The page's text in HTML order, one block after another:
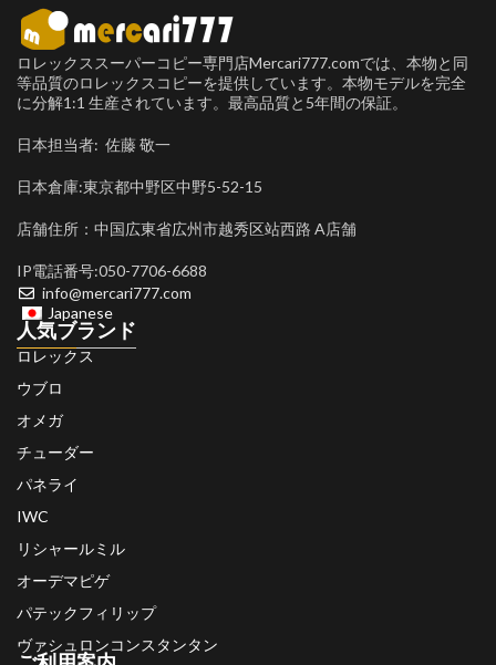
ロレックススーパーコピー専門店Mercari777.comでは、本物と同
等品質のロレックスコピーを提供しています。本物モデルを完全
に分解1:1 生産されています。最高品質と5年間の保証。
日本担当者: 佐藤 敬一
日本倉庫:東京都中野区中野5-52-15
店舗住所：中国広東省広州市越秀区站西路 A店舗
IP電話番号:050-7706-6688
info@mercari777.com
Japanese
人気ブランド
ロレックス
ウブロ
オメガ
チューダー
パネライ
IWC
リシャールミル
オーデマピゲ
パテックフィリップ
ヴァシュロンコンスタンタン